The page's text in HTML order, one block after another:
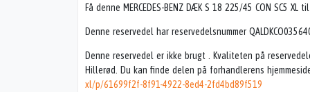
Få denne MERCEDES-BENZ DÆK S 18 225/45 CON SC5 XL
Denne reservedel har reservedelsnummer
Denne reservedel er ikke brugt . Kvaliteten på
Hillerød. Du kan finde delen på forhandlerens
xl/p/61699f2f-8f91-4922-8ed4-2fd4bd89f519